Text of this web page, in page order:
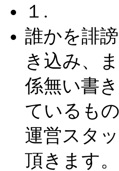
１.
誰かを誹
き込み、
係無い書
ているも
運営スタ
頂きます。